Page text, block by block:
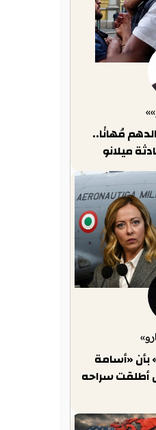
مُهانًا..
ميلانو
بأن «أسامة
أطلقت سراحه